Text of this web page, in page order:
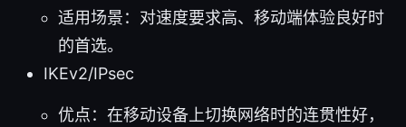
适用场景：对速度要求高、移动端体验良好时
的首选。
IKEv2/IPsec
优点：在移动设备上切换网络时的连贯性好，